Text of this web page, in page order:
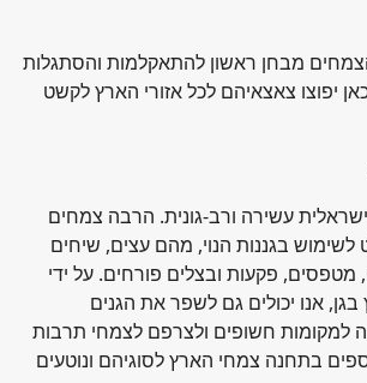
מבחן ראשון להתאקלמות והסתגלות
יפוצו צאצאיהם לכל אזורי הארץ לקשט
עשירה ורב-גונית. הרבה צמחים
לשימוש בגננות הנוי, מהם עצים, שיחים
מטפסים, פקעות ובצלים פורחים. על ידי
אנו יכולים גם לשפר את הגנים
למקומות חשופים ולצרפם לצמחי תרבות
בתחנה צמחי הארץ לסוגיהם ונוטעים